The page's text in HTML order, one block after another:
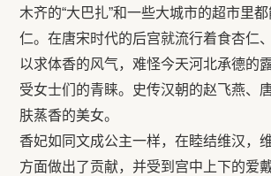
木齐的“大巴扎”和一些大城市的超市里
仁。在唐宋时代的后宫就流行着食杏仁
以求体香的风气，难怪今天河北承德的
受女士们的青睐。史传汉朝的赵飞燕、
肤蒸香的美女。
香妃如同文成公主一样，在睦结维汉，
方面做出了贡献，并受到宫中上下的爱